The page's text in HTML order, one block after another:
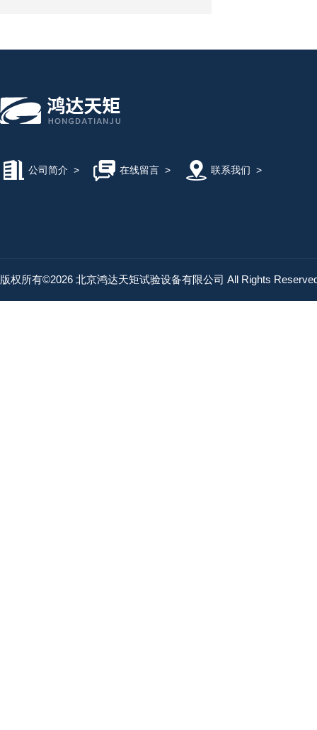
公司简介 > 在线留言> 联系我们 >
版权所有©2026 北京鸿达天矩试验设备有限公司 All Rights